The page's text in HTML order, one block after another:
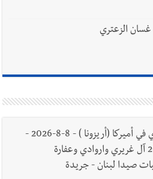
الزعتري
وفاة دايفيد علي غازي غريري في أميركا (أريزونا ) - 8-8-2026 -
التعازي في صيدا - 10-8-2026 آل غريري واروادي وعفارة
صيدا لبنان - جريدة